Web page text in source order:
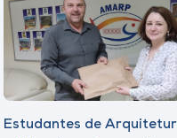
Estudantes de